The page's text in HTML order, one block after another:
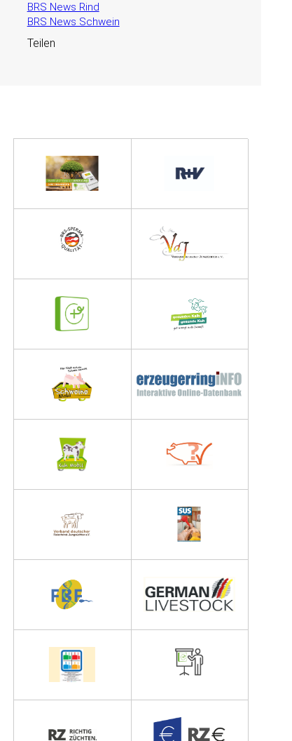
BRS News Rind
BRS News Schwein
Teilen